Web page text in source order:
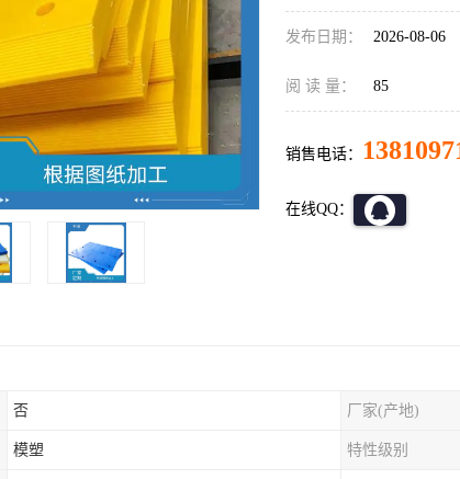
发布日期： 2026-08-06
阅 读 量： 85
销售电话：
在线QQ：
否 厂家(产地)
模塑 特性级别